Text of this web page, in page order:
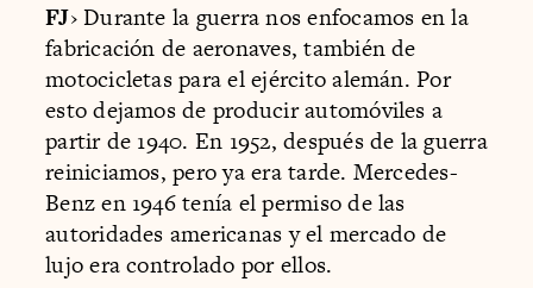
FJ› Durante la guerra nos enfocamos en la
fabricación de aeronaves, también de
motocicletas para el ejército alemán. Por
esto dejamos de producir automóviles a
partir de 1940. En 1952, después de la guerra
reiniciamos, pero ya era tarde. Mercedes-
Benz en 1946 tenía el permiso de las
autoridades americanas y el mercado de
lujo era controlado por ellos.